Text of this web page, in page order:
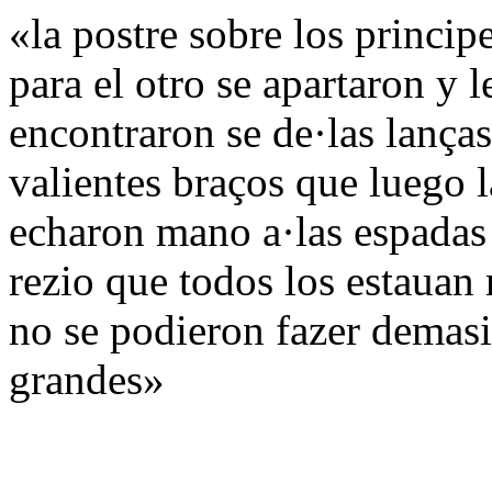
«la postre sobre los
para el otro se apartaron y
encontraron se de·las
valientes braços que luego
echaron mano a·las
rezio que todos los
no se podieron fazer
grandes»